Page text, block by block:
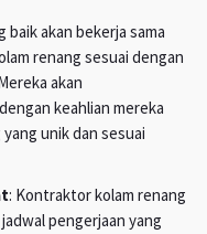
akan bekerja sama
renang sesuai dengan
akan
keahlian mereka
unik dan sesuai
: Kontraktor kolam renang
pengerjaan yang